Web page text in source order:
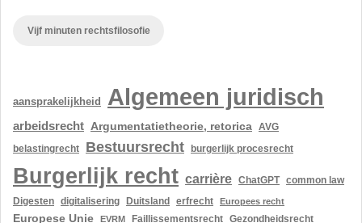
Vijf minuten rechtsfilosofie
aansprakelijkheid Algemeen juridisch
arbeidsrecht Argumentatietheorie, retorica AVG
belastingrecht Bestuursrecht burgerlijk procesrecht
Burgerlijk recht carrière ChatGPT common law
Digesten
digitalisering Duitsland erfrecht Europees recht
Europese Unie EVRM Faillissementsrecht
Gezondheidsrecht